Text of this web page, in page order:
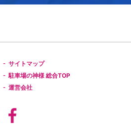
- サイトマップ
- 駐車場の神様 総合TOP
- 運営会社